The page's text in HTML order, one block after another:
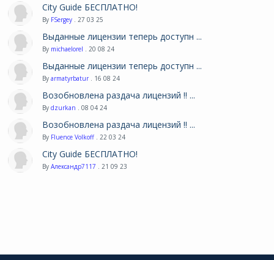
City Guide БЕСПЛАТНО!
By FSergey . 27 03 25
Выданные лицензии теперь доступн ...
By michaelorel . 20 08 24
Выданные лицензии теперь доступн ...
By armatyrbatur . 16 08 24
Возобновлена раздача лицензий !! ...
By dzurkan . 08 04 24
Возобновлена раздача лицензий !! ...
By Fluence Volkoff . 22 03 24
City Guide БЕСПЛАТНО!
By Александр7117 . 21 09 23